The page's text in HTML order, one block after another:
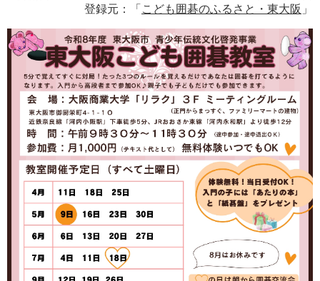
登録元：「 こども囲碁のふるさと・東大阪 」